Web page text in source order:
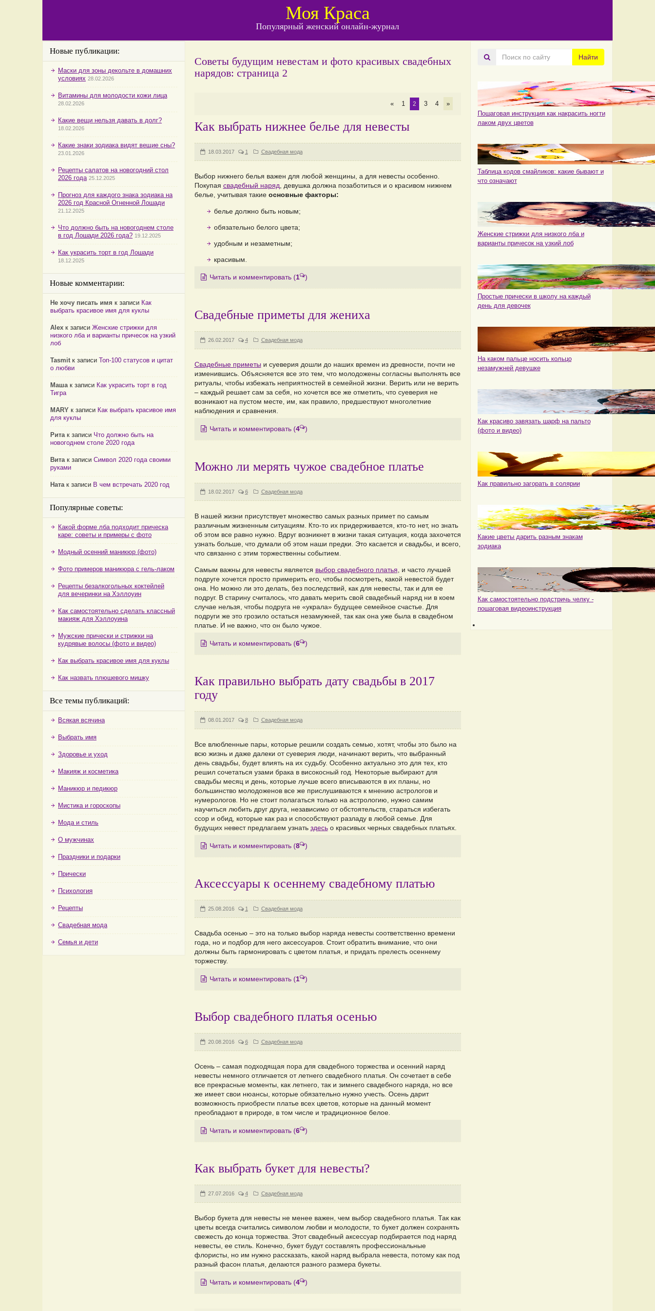
Моя Краса
Популярный женский онлайн-журнал
Советы будущим невестам и фото красивых свадебных
нарядов: страница 2
« 1 2 3 4 »
Как выбрать нижнее белье для невесты
18.03.2017 1 Свадебная мода
Выбор нижнего белья важен для любой женщины, а для невесты особенно.
Покупая свадебный наряд, девушка должна позаботиться и о красивом нижнем
белье, учитывая такие основные факторы:
белье должно быть новым;
обязательно белого цвета;
удобным и незаметным;
красивым.
Читать и комментировать (1 )
Свадебные приметы для жениха
26.02.2017 4 Свадебная мода
Свадебные приметы и суеверия дошли до наших времен из древности, почти не
изменившись. Объясняется все это тем, что молодожены согласны выполнять все
ритуалы, чтобы избежать неприятностей в семейной жизни. Верить или не верить
– каждый решает сам за себя, но хочется все же отметить, что суеверия не
возникают на пустом месте, им, как правило, предшествуют многолетние
наблюдения и сравнения.
Читать и комментировать (4 )
Можно ли мерять чужое свадебное платье
18.02.2017 6 Свадебная мода
В нашей жизни присутствует множество самых разных примет по самым
различным жизненным ситуациям. Кто-то их придерживается, кто-то нет, но знать
об этом все равно нужно. Вдруг возникнет в жизни такая ситуация, когда захочется
узнать больше, что думали об этом наши предки. Это касается и свадьбы, и всего,
что связанно с этим торжественны событием.
Самым важны для невесты является выбор свадебного платья, и часто лучшей
подруге хочется просто примерить его, чтобы посмотреть, какой невестой будет
она. Но можно ли это делать, без последствий, как для невесты, так и для ее
подруг. В старину считалось, что давать мерить свой свадебный наряд ни в коем
случае нельзя, чтобы подруга не «украла» будущее семейное счастье. Для
подруги же это грозило остаться незамужней, так как она уже была в свадебном
платье. И не важно, что он было чужое.
Читать и комментировать (6 )
Как правильно выбрать дату свадьбы в 2017
году
08.01.2017 8 Свадебная мода
Все влюбленные пары, которые решили создать семью, хотят, чтобы это было на
всю жизнь и даже далеки от суеверия люди, начинают верить, что выбранный
день свадьбы, будет влиять на их судьбу. Особенно актуально это для тех, кто
решил сочетаться узами брака в високосный год. Некоторые выбирают для
свадьбы месяц и день, которые лучше всего вписываются в их планы, но
большинство молодоженов все же прислушиваются к мнению астрологов и
нумерологов. Но не стоит полагаться только на астрологию, нужно самим
научиться любить друг друга, независимо от обстоятельств, стараться избегать
ссор и обид, которые как раз и способствуют разладу в любой семье. Для
будущих невест предлагаем узнать здесьо красивых черных свадебных платьях.
Читать и комментировать (8 )
Аксессуары к осеннему свадебному платью
25.08.2016 1 Свадебная мода
Свадьба осенью – это на только выбор наряда невесты соответственно времени
года, но и подбор для него аксессуаров. Стоит обратить внимание, что они
должны быть гармонировать с цветом платья, и придать прелесть осеннему
торжеству.
Читать и комментировать (1 )
Выбор свадебного платья осенью
20.08.2016 6 Свадебная мода
Осень – самая подходящая пора для свадебного торжества и осенний наряд
невесты немного отличается от летнего свадебного платья. Он сочетает в себе
все прекрасные моменты, как летнего, так и зимнего свадебного наряда, но все
же имеет свои нюансы, которые обязательно нужно учесть. Осень дарит
возможность приобрести платье всех цветов, которые на данный момент
преобладают в природе, в том числе и традиционное белое.
Читать и комментировать (6 )
Как выбрать букет для невесты?
27.07.2016 4 Свадебная мода
Выбор букета для невесты не менее важен, чем выбор свадебного платья. Так как
цветы всегда считались символом любви и молодости, то букет должен сохранять
свежесть до конца торжества. Этот свадебный аксессуар подбирается под наряд
невесты, ее стиль. Конечно, букет будут составлять профессиональные
флористы, но им нужно рассказать, какой наряд выбрала невеста, потому как под
разный фасон платья, делаются разного размера букеты.
Читать и комментировать (4 )
Новые публикации:
Маски для зоны декольте в домашних
условиях 28.02.2026
Витамины для молодости кожи лица
28.02.2026
Какие вещи нельзя давать в долг?
18.02.2026
Какие знаки зодиака видят вещие сны?
23.01.2026
Рецепты салатов на новогодний стол
2026 года 25.12.2025
Прогноз для каждого знака зодиака на
2026 год Красной Огненной Лошади
21.12.2025
Что должно быть на новогоднем столе
в год Лошади 2026 года? 19.12.2025
Как украсить торт в год Лошади
18.12.2025
Новые комментарии:
Не хочу писать имя к записи Как
выбрать красивое имя для куклы
Alex к записи Женские стрижки для
низкого лба и варианты причесок на узкий
лоб
Tasmit к записи Топ-100 статусов и цитат
о любви
Машак записи Как украсить торт в год
Тигра
MARY к записи Как выбрать красивое имя
для куклы
Ритак записи Что должно быть на
новогоднем столе 2020 года
Витак записи Символ 2020 года своими
руками
Натак записи В чем встречать 2020 год
Популярные советы:
Какой форме лба подходит прическа
каре: советы и примеры с фото
Модный осенний маникюр (фото)
Фото примеров маникюра с гель-лаком
Рецепты безалкогольных коктейлей
для вечеринки на Хэллоуин
Как самостоятельно сделать классный
макияж для Хэллоуина
Мужские прически и стрижки на
кудрявые волосы (фото и видео)
Как выбрать красивое имя для куклы
Как назвать плюшевого мишку
Все темы публикаций:
Всякая всячина
Выбрать имя
Здоровье и уход
Макияж и косметика
Маникюр и педикюр
Мистика и гороскопы
Мода и стиль
О мужчинах
Праздники и подарки
Прически
Психология
Рецепты
Свадебная мода
Семья и дети
Поиск
по
Найти
Пошаговая инструкция как накрасить ногти
лаком двух цветов
Таблица кодов смайликов: какие бывают и
что означают
Женские стрижки для низкого лба и
варианты причесок на узкий лоб
Простые прически в школу на каждый
день для девочек
На каком пальце носить кольцо
незамужней девушке
Как красиво завязать шарф на пальто
(фото и видео)
Как правильно загорать в солярии
Какие цветы дарить разным знакам
зодиака
Как самостоятельно подстричь челку -
пошаговая видеоинструкция